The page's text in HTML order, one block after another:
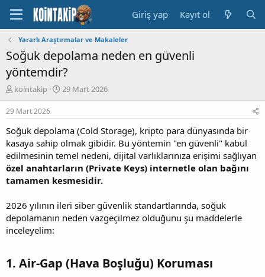
Giriş yap Kayıt ol
Yararlı Araştırmalar ve Makaleler
Soğuk depolama neden en güvenli
yöntemdir?
K
o
n
y
u
B
ş
l
t
a
n
kointakip
B
a
a
n
g
ı
ç
t
r
i
29 Mart 2026
29 Mart 2026
Soğuk depolama (Cold Storage), kripto para dünyasında bir
kasaya sahip olmak gibidir. Bu yöntemin "en güvenli" kabul
edilmesinin temel nedeni, dijital varlıklarınıza erişimi sağlıyan
özel anahtarların (Private Keys) internetle olan bağını
tamamen kesmesidir.
2026 yılının ileri siber güvenlik standartlarında, soğuk
depolamanın neden vazgeçilmez olduğunu şu maddelerle
inceleyelim:
1. Air-Gap (Hava Boşluğu) Koruması​